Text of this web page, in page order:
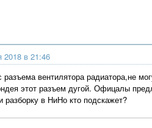
2018 в 21:46
вентилятора радиатора,не
этот разъем дугой. Офицалы
разборку в НиНо кто подскажет?